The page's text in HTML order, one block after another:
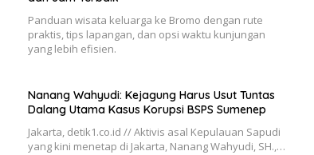
Panduan wisata keluarga ke Bromo dengan rute
praktis, tips lapangan, dan opsi waktu kunjungan
yang lebih efisien.
Nanang Wahyudi: Kejagung Harus Usut Tuntas
Dalang Utama Kasus Korupsi BSPS Sumenep
Jakarta, detik1.co.id // Aktivis asal Kepulauan Sapudi
yang kini menetap di Jakarta, Nanang Wahyudi, SH.,…